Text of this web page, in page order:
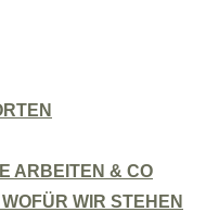
ARBEITEN & CO
WIR STEHEN